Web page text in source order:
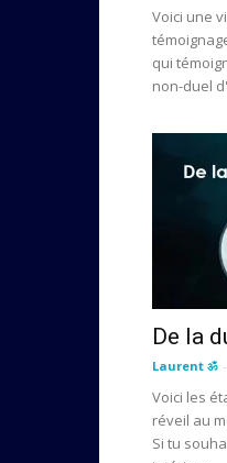
Voici une
qui
non-duel
De la
Laurent ॐ -
Voici les
réveil au
Si tu